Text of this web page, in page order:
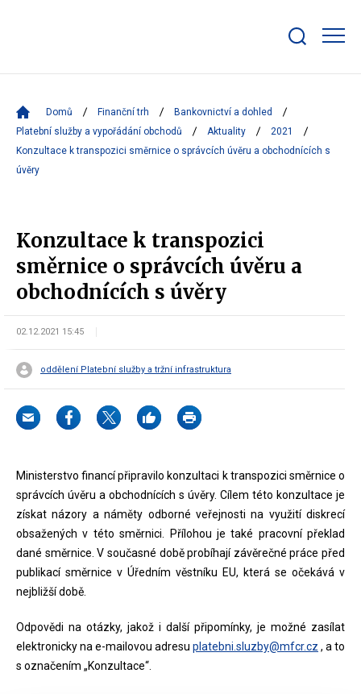
bar
Domů Finanční trh
Bankovnictví a dohled
Platební služby a vypořádání obchodů
Aktuality
2021
Konzultace k transpozici směrnice o správcích úvěru a obchodnících s
úvěry
Konzultace k transpozici
směrnice o správcích úvěru a
obchodnících s úvěry
02.12.2021 15:45
oddělení Platební služby a tržní infrastruktura
Ministerstvo financí připravilo konzultaci k transpozici směrnice o
správcích úvěru a obchodnících s úvěry. Cílem této konzultace je
získat názory a náměty odborné veřejnosti na využití diskrecí
obsažených v této směrnici. Přílohou je také pracovní překlad
dané směrnice. V současné době probíhají závěrečné práce před
publikací směrnice v Úředním věstníku EU, která se očekává v
nejbližší době.
Odpovědi na otázky, jakož i další připomínky, je možné zasílat
elektronicky na e-mailovou adresu platebni.sluzby@mfcr.cz , a to
s označením „Konzultace“.